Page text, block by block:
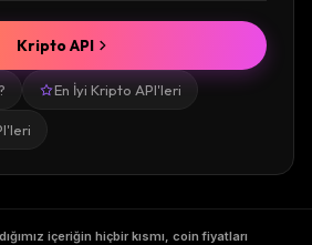
En İyi Kripto API'leri
Kripto API
içeriğin hiçbir kısmı, coin fiyatları